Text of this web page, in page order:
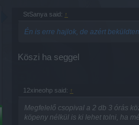
StSanya said: ↑
Én is erre hajlok, de azért
Köszi ha seggel
12xineohp said: ↑
Megfelelő csopival a 2 db 3 órás
köpeny nélkül is ki lehet tolni, ha